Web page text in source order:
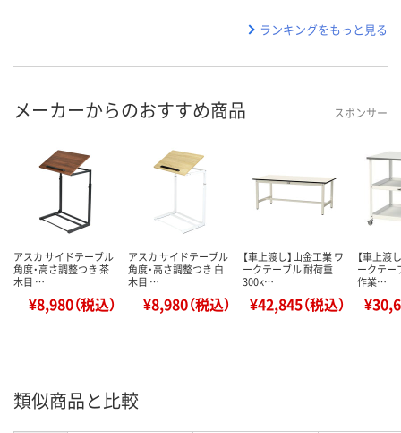
ランキングをもっと見る
メーカーからのおすすめ商品 スポンサー
アスカ サイドテーブル
角度・高さ調整つき 茶
木目 …
¥8,980（税込）
アスカ サイドテーブル
角度・高さ調整つき 白
木目 …
¥8,980（税込）
【車上渡し】山金工業 ワ
ークテーブル 耐荷重
300k…
¥42,845（税込）
【車上渡
ークテー
作業…
類似商品と比較